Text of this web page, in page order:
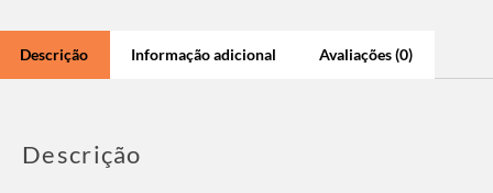
Descrição Informação adicional Avaliações (0)
Descrição